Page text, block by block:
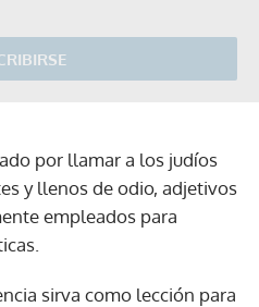
por llamar a los judíos
y llenos de odio, adjetivos
empleados para
sirva como lección para